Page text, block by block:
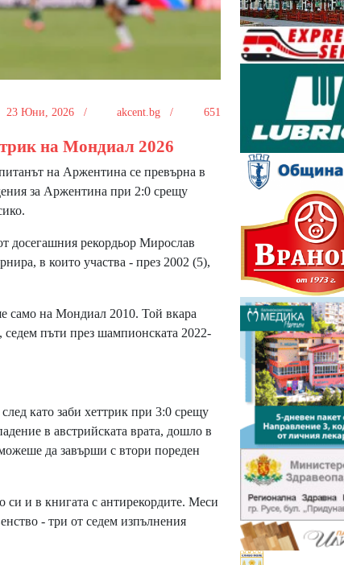
23 Юни, 2026 / akcent.bg / 651
на Мондиал 2026
на Аржентина се превърна в
за Аржентина при 2:0 срещу
досегашния рекордьор Мирослав
в които участва - през 2002 (5),
само на Мондиал 2010. Той вкара
пъти през шампионската 2022-
като заби хеттрик при 3:0 срещу
в австрийската врата, дошло в
да завърши с втори пореден
си и в книгата с антирекордите. Меси
- три от седем изпълнения